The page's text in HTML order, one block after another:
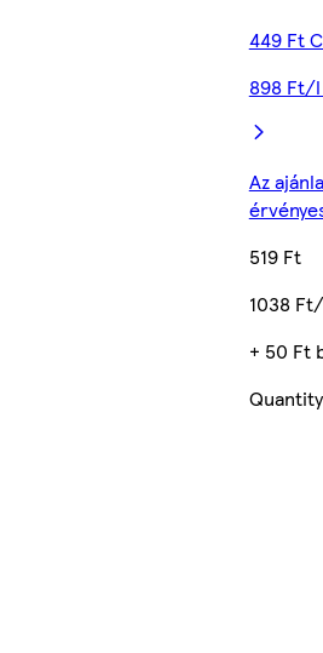
449 Ft
898 Ft/
Az
519 Ft
1038
+ 50 Ft